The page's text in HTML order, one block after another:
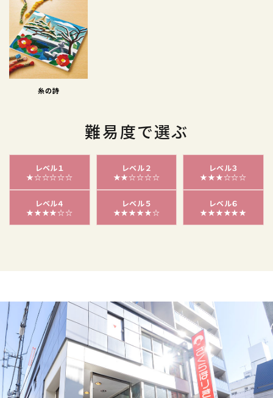
糸の詩
難易度で選ぶ
レベル１
★☆☆☆☆☆
レベル２
★★☆☆☆☆
レベル３
★★★☆☆☆
レベル４
★★★★☆☆
レベル５
★★★★★☆
レベル６
★★★★★★